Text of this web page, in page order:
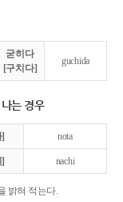
굳히다
[구치다]
guchida
나는 경우
nota
nachi
밝혀 적는다.